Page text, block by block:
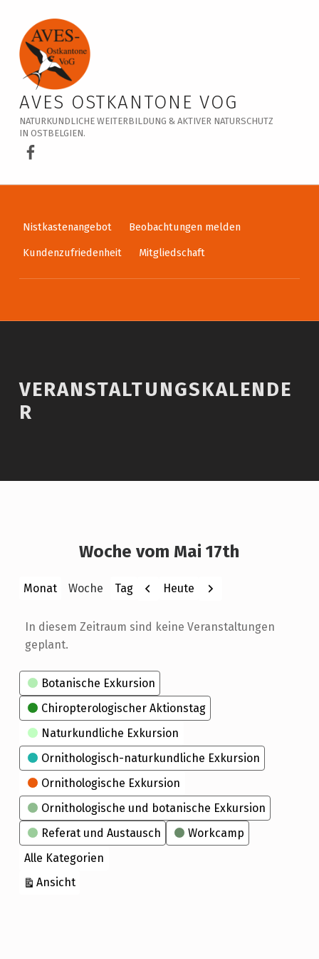
Veranstaltungskalender – AVES Ostkantone VoG
AVES OSTKANTONE VOG
NATURKUNDLICHE WEITERBILDUNG & AKTIVER NATURSCHUTZ
IN OSTBELGIEN.
AVES Ostkantone bei Facebook
Nistkastenangebot
Beobachtungen melden
Kundenzufriedenheit
Mitgliedschaft
VERANSTALTUNGSKALENDE
R
Woche vom Mai 17th
Monat Woche Tag Zurück
Heute Weiter
In diesem Zeitraum sind keine Veranstaltungen
geplant.
Kategorien
Botanische Exkursion
Chiropterologischer Aktionstag
Naturkundliche Exkursion
Ornithologisch-naturkundliche Exkursion
Ornithologische Exkursion
Ornithologische und botanische Exkursion
Referat und Austausch
Workcamp
Alle Kategorien
Ansichtausdrucken